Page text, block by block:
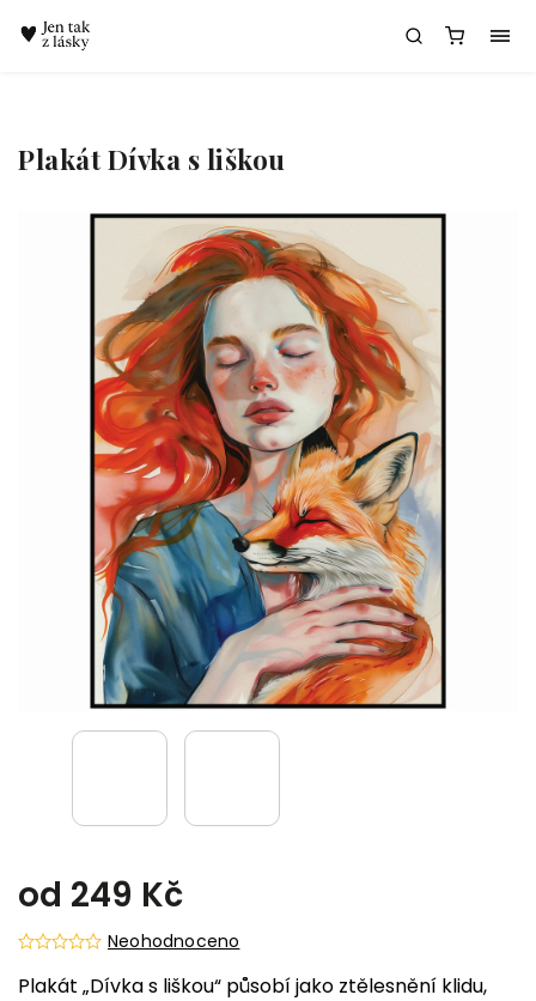
Plakát Dívka s liškou
od 249 Kč
Neohodnoceno
Plakát „Dívka s liškou“ působí jako ztělesnění klidu,